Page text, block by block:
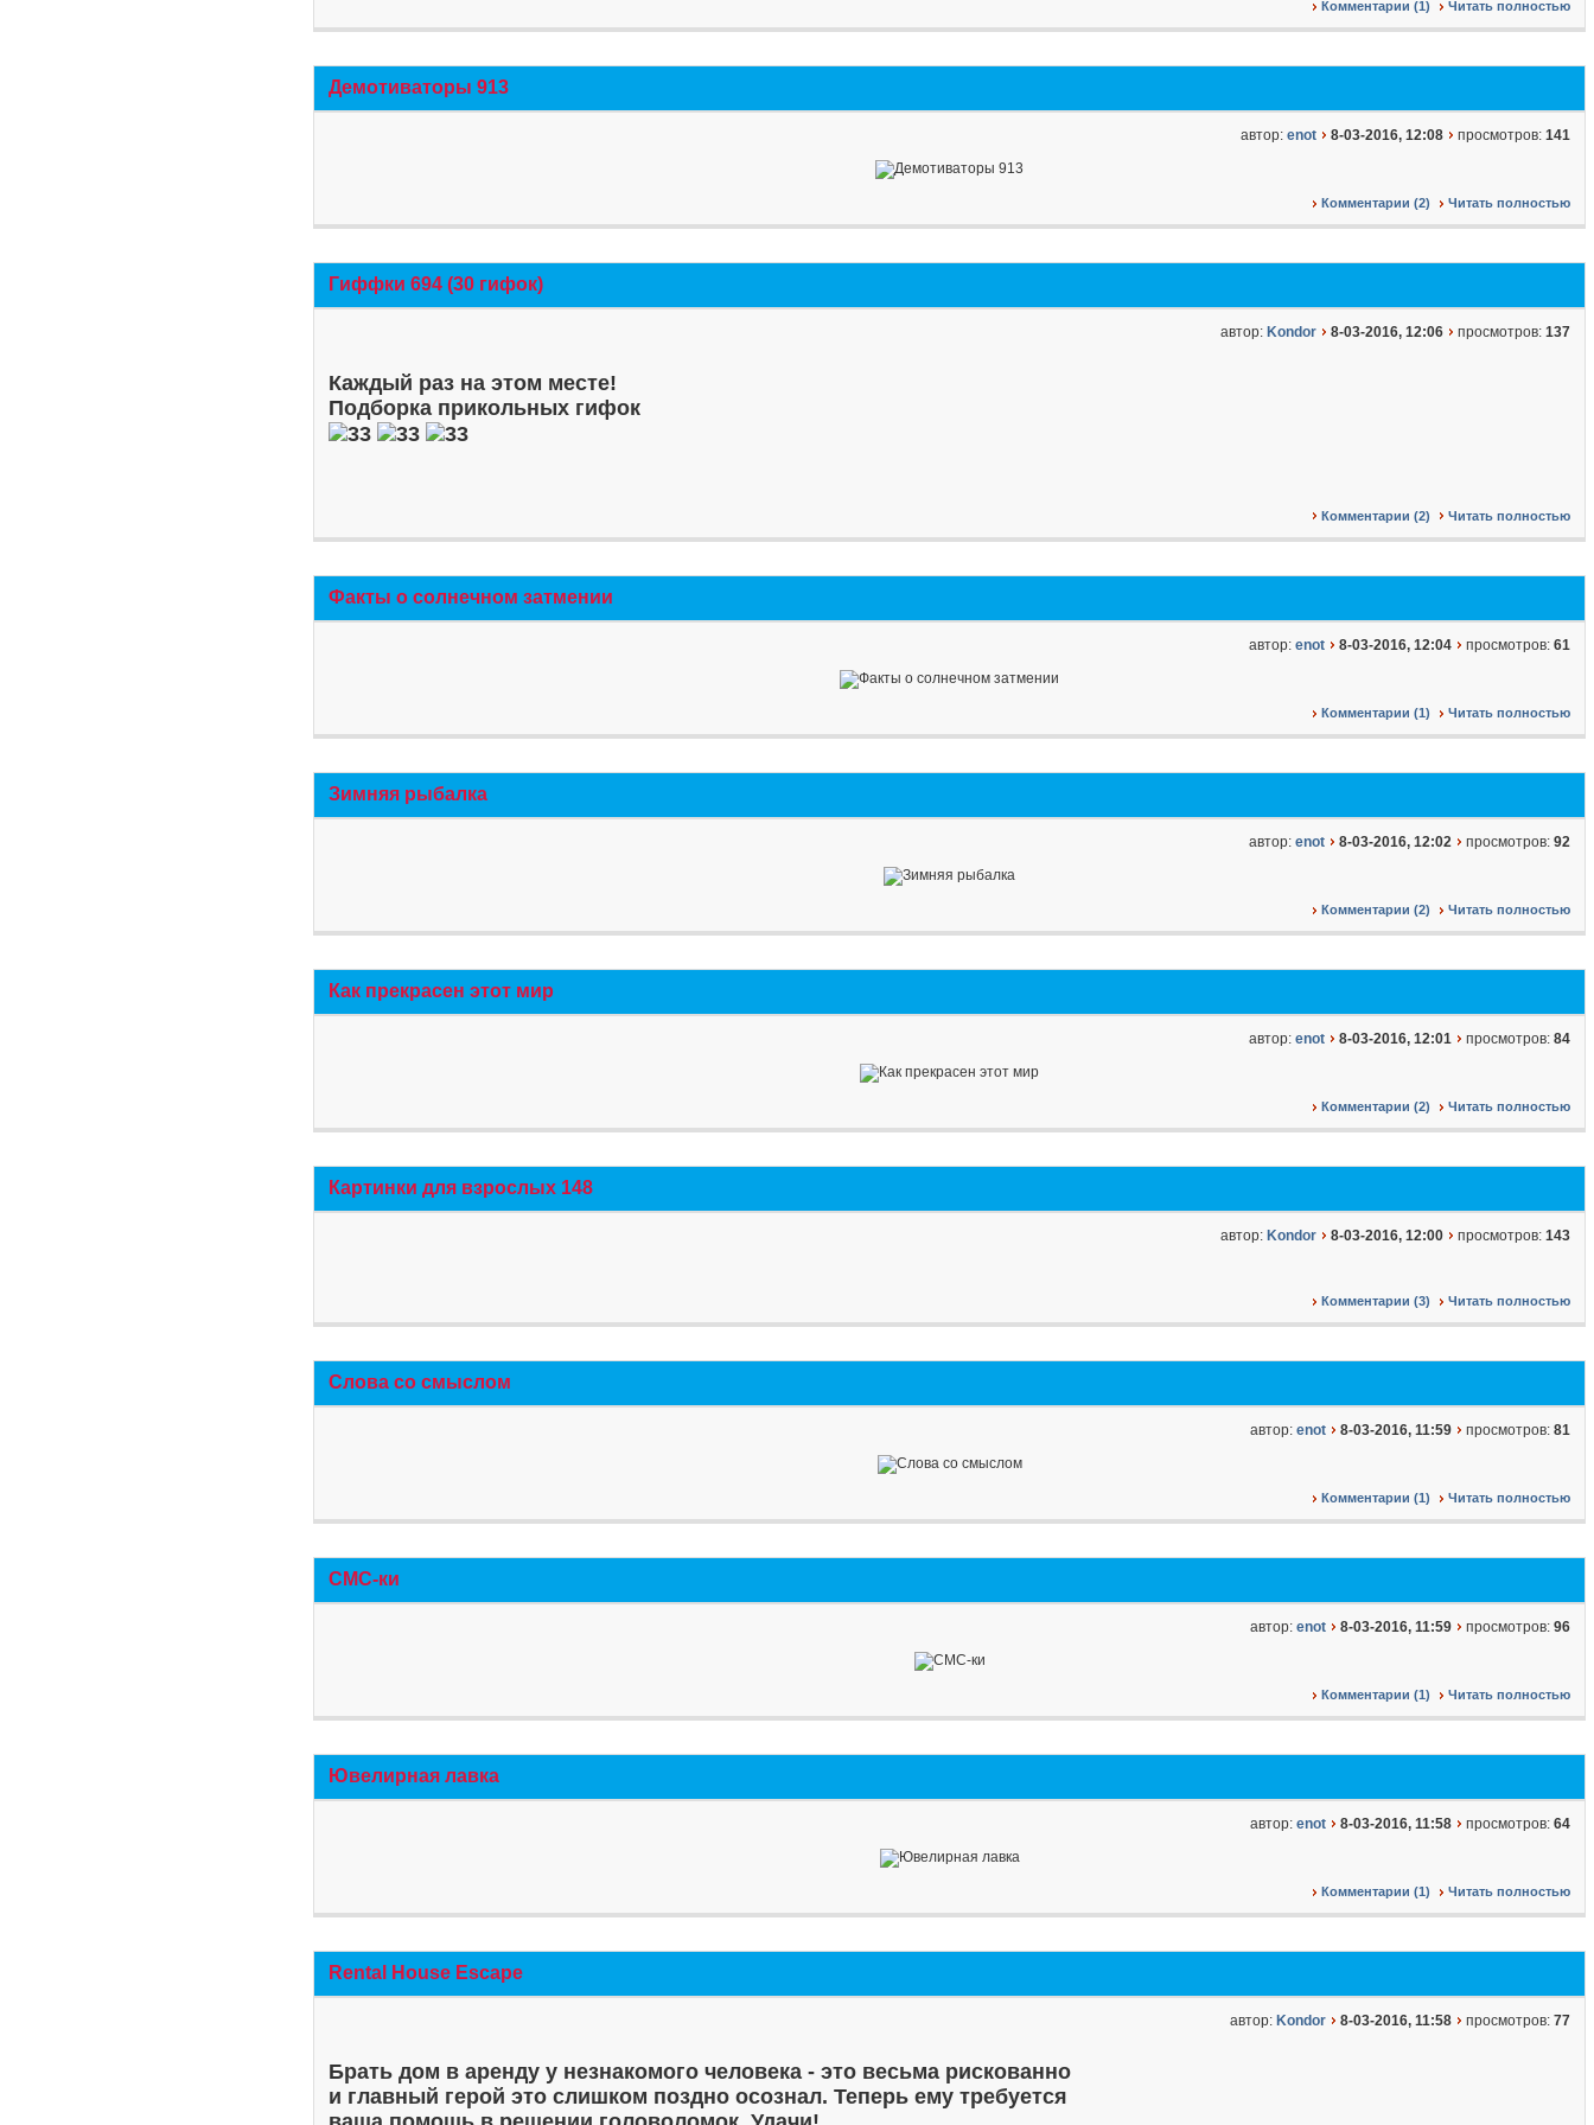
Комментарии (1) Читать полностью
Демотиваторы 913
автор: enot 8-03-2016, 12:08 просмотров: 141
Комментарии (2) Читать полностью
Гиффки 694 (30 гифок)
автор: Kondor 8-03-2016, 12:06 просмотров: 137
Каждый раз на этом месте!
Подборка прикольных гифок
Комментарии (2) Читать полностью
Факты о солнечном затмении
автор: enot 8-03-2016, 12:04 просмотров: 61
Комментарии (1) Читать полностью
Зимняя рыбалка
автор: enot 8-03-2016, 12:02 просмотров: 92
Комментарии (2) Читать полностью
Как прекрасен этот мир
автор: enot 8-03-2016, 12:01 просмотров: 84
Комментарии (2) Читать полностью
Картинки для взрослых 148
автор: Kondor 8-03-2016, 12:00 просмотров: 143
Комментарии (3) Читать полностью
Слова со смыслом
автор: enot 8-03-2016, 11:59 просмотров: 81
Комментарии (1) Читать полностью
СМС-ки
автор: enot 8-03-2016, 11:59 просмотров: 96
Комментарии (1) Читать полностью
Ювелирная лавка
автор: enot 8-03-2016, 11:58 просмотров: 64
Комментарии (1) Читать полностью
Rental House Escape
автор: Kondor 8-03-2016, 11:58 просмотров: 77
Брать дом в аренду у незнакомого человека - это весьма рискованно
и главный герой это слишком поздно осознал. Теперь ему требуется